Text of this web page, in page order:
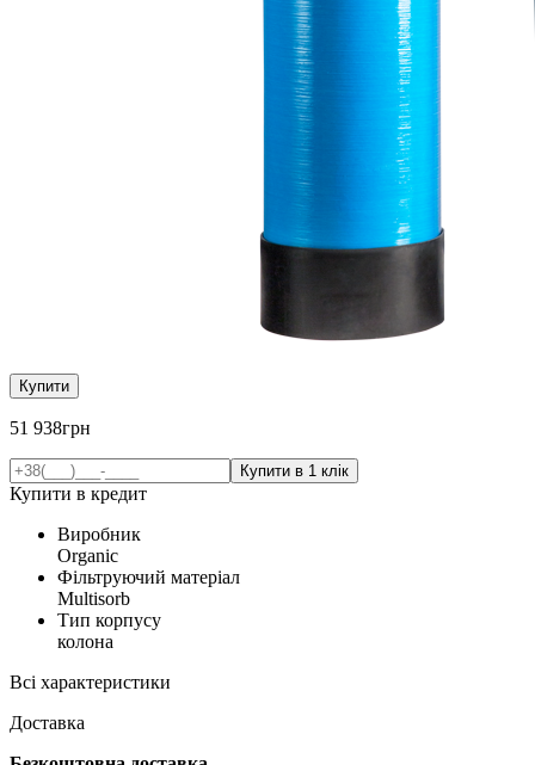
Купити
51 938грн
Купити в кредит
Виробник
Organic
Фільтруючий матеріал
Multisorb
Тип корпусу
колона
Всі характеристики
Доставка